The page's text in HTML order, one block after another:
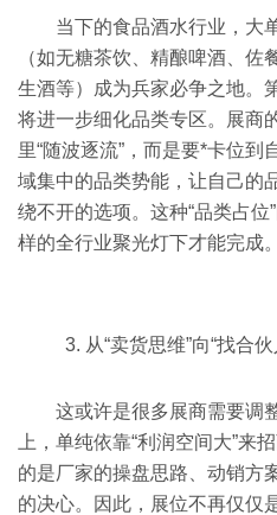
当下的食品酒水行业，大
（如无糖茶饮、精酿啤酒、
生酒等）成为兵家必争之地。
将进一步细化品类专区。展商
里“随波逐流”，而是要*卡位
域集中的品类势能，让自己的
绕不开的选项。这种“品类占
样的全行业聚光灯下才能完成。
3. 从“卖货思维”向“找合
这或许是很多展商需要调
上，单纯依靠“利润空间大”来
的是厂家的操盘思路、动销方
的决心。因此，展位不再仅仅